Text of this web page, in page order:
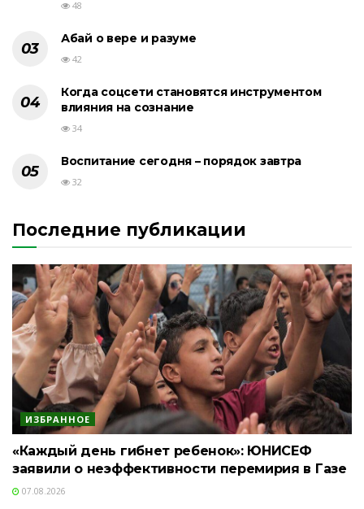
48
Абай о вере и разуме
42
Когда соцсети становятся инструментом
влияния на сознание
34
Воспитание сегодня – порядок завтра
32
Последние публикации
ИЗБРАННОЕ
«Каждый день гибнет ребенок»: ЮНИСЕФ
заявили о неэффективности перемирия в Газе
07.08.2026